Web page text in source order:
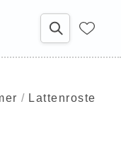
Lattenroste